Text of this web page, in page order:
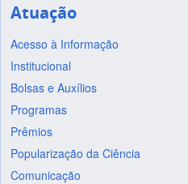
Atuação
Acesso à Informação
Institucional
Bolsas e Auxílios
Programas
Prêmios
Popularização da Ciência
Comunicação